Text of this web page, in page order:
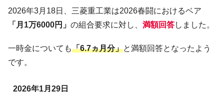
2026年3月18日、三菱重工業は2026春闘におけるベア
「月1万6000円」 の組合要求に対し、 満額回答しました。
一時金についても「6.7ヵ月分」と満額回答となったよう
です。
2026年1月29日